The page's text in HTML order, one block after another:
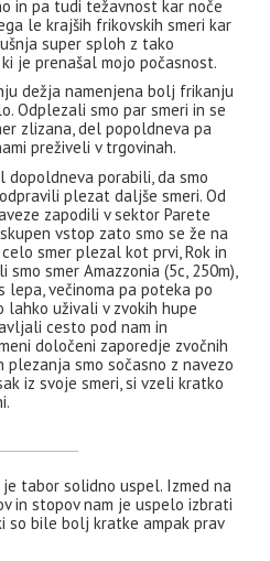
in pa tudi težavnost kar noče
le krajših frikovskih smeri kar
super sploh z tako
je prenašal mojo počasnost.
dežja namenjena bolj frikanju
Odplezali smo par smeri in se
zlizana, del popoldneva pa
preživeli v trgovinah.
dopoldneva porabili, da smo
plezat daljše smeri. Od
zapodili v sektor Parete
vstop zato smo se že na
smer plezal kot prvi, Rok in
smer Amazzonia (5c, 250m),
večinoma pa poteka po
lahko uživali v zvokih hupe
cesto pod nam in
določeni zaporedje zvočnih
plezanja smo sočasno z navezo
iz svoje smeri, si vzeli kratko
tabor solidno uspel. Izmed na
in stopov nam je uspelo izbrati
so bile bolj kratke ampak prav